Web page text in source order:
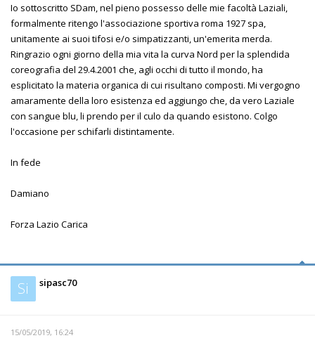
Io sottoscritto SDam, nel pieno possesso delle mie facoltà Laziali,
formalmente ritengo l'associazione sportiva roma 1927 spa,
unitamente ai suoi tifosi e/o simpatizzanti, un'emerita merda.
Ringrazio ogni giorno della mia vita la curva Nord per la splendida
coreografia del 29.4.2001 che, agli occhi di tutto il mondo, ha
esplicitato la materia organica di cui risultano composti. Mi vergogno
amaramente della loro esistenza ed aggiungo che, da vero Laziale
con sangue blu, li prendo per il culo da quando esistono. Colgo
l'occasione per schifarli distintamente.
In fede
Damiano
Forza Lazio Carica
Si sipasc70
15/05/2019, 16:24